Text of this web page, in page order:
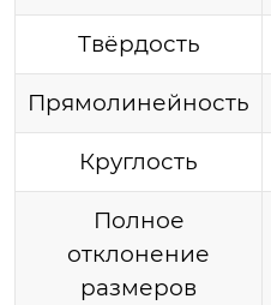
Твёрдость
Прямолинейность
Круглость
Полное
отклонение
размеров